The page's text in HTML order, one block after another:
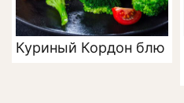
Куриный Кордон блю